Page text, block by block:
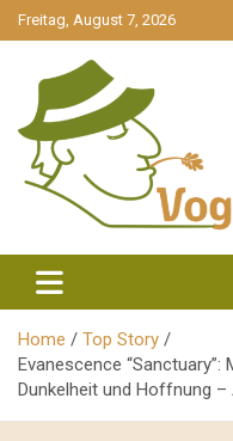
gehe
zum
Freitag, August 7, 2026
Home
Top Story
Evanescence
Dunkelheit und Hoffnung